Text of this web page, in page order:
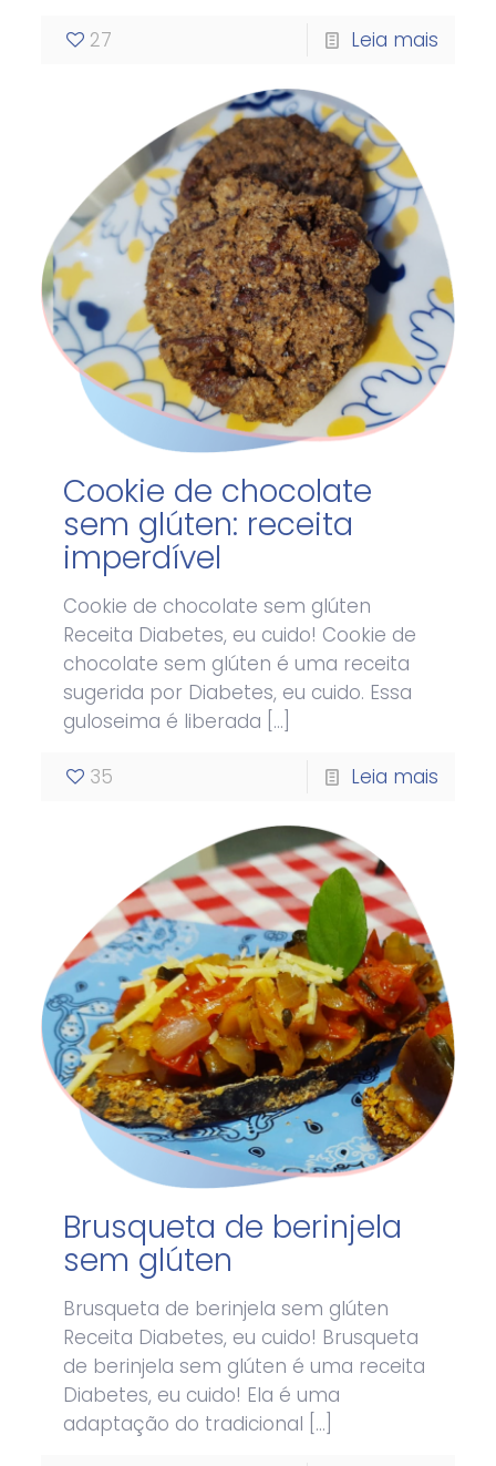
27 Leia mais
Cookie de chocolate
sem glúten: receita
imperdível
Cookie de chocolate sem glúten
Receita Diabetes, eu cuido! Cookie de
chocolate sem glúten é uma receita
sugerida por Diabetes, eu cuido. Essa
guloseima é liberada […]
35 Leia mais
Brusqueta de berinjela
sem glúten
Brusqueta de berinjela sem glúten
Receita Diabetes, eu cuido! Brusqueta
de berinjela sem glúten é uma receita
Diabetes, eu cuido! Ela é uma
adaptação do tradicional […]